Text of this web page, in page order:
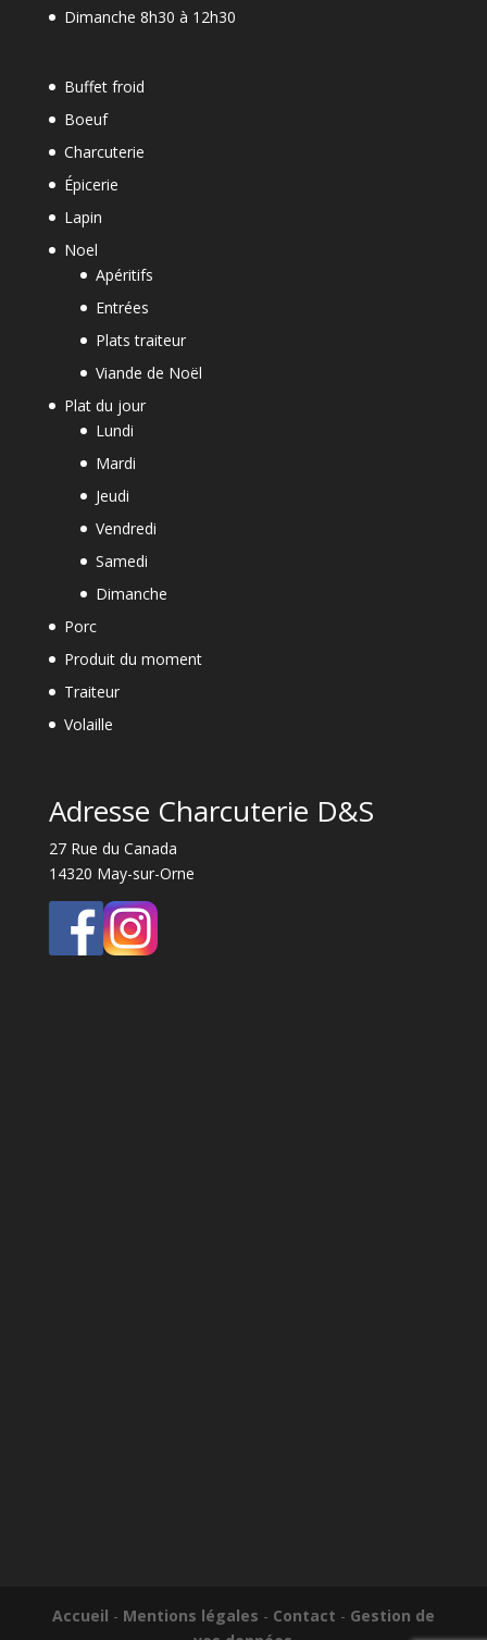
Dimanche 8h30 à 12h30
Buffet froid
Boeuf
Charcuterie
Épicerie
Lapin
Noel
Apéritifs
Entrées
Plats traiteur
Viande de Noël
Plat du jour
Lundi
Mardi
Jeudi
Vendredi
Samedi
Dimanche
Porc
Produit du moment
Traiteur
Volaille
Adresse Charcuterie D&S
27 Rue du Canada
14320 May-sur-Orne
Accueil - Mentions légales - Contact - Gestion de